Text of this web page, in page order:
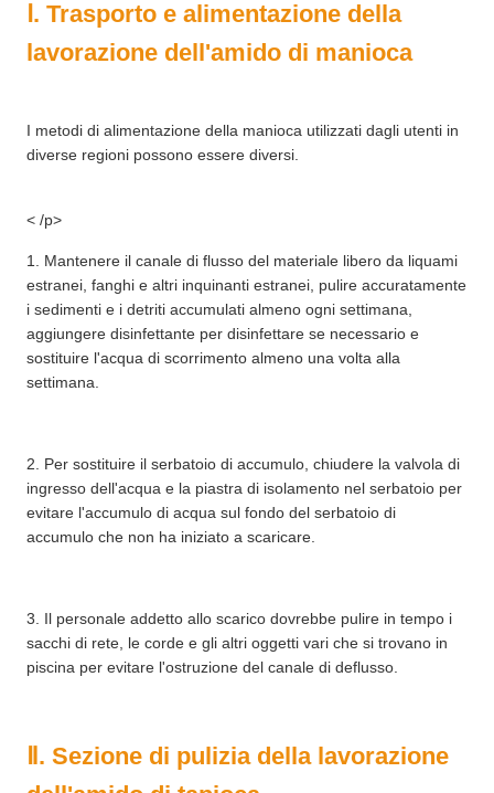
Ⅰ. Trasporto e alimentazione della
lavorazione dell'amido di manioca
I metodi di alimentazione della manioca utilizzati dagli utenti in
diverse regioni possono essere diversi.
< /p>
1. Mantenere il canale di flusso del materiale libero da liquami
estranei, fanghi e altri inquinanti estranei, pulire accuratamente
i sedimenti e i detriti accumulati almeno ogni settimana,
aggiungere disinfettante per disinfettare se necessario e
sostituire l'acqua di scorrimento almeno una volta alla
settimana.
2. Per sostituire il serbatoio di accumulo, chiudere la valvola di
ingresso dell'acqua e la piastra di isolamento nel serbatoio per
evitare l'accumulo di acqua sul fondo del serbatoio di
accumulo che non ha iniziato a scaricare.
3. Il personale addetto allo scarico dovrebbe pulire in tempo i
sacchi di rete, le corde e gli altri oggetti vari che si trovano in
piscina per evitare l'ostruzione del canale di deflusso.
Ⅱ. Sezione di pulizia della lavorazione